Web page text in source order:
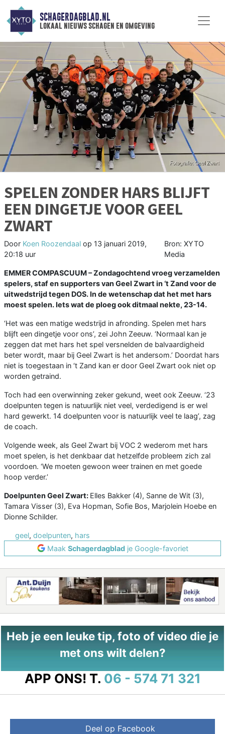
SCHAGERDAGBLAD.NL
lokaal nieuws schagen en omgeving
SPELEN ZONDER HARS BLIJFT
EEN DINGETJE VOOR GEEL
ZWART
Door Koen Roozendaal op 13 januari 2019,
20:18 uur
Bron: XYTO
Media
EMMER COMPASCUUM –Zondagochtend vroeg verzamelden
spelers, staf en supporters van Geel Zwart in ‘t Zand voor de
uitwedstrijd tegen DOS. In de wetenschap dat het met hars
moest spelen. Iets wat de ploeg ook ditmaal nekte, 23-14.
‘Het was een matige wedstrijd in afronding. Spelen met hars
blijft een dingetje voor ons’, zei John Zeeuw. ‘Normaal kan je
zeggen dat met hars het spel versnelden de balvaardigheid
beter wordt, maar bij Geel Zwart is het andersom.’ Doordat hars
niet is toegestaan in ‘t Zand kan er door Geel Zwart ook niet op
worden getraind.
Toch had een overwinning zeker gekund, weet ook Zeeuw. ‘23
doelpunten tegen is natuurlijk niet veel, verdedigend is er wel
hard gewerkt. 14 doelpunten voor is natuurlijk veel te laag’, zag
de coach.
Volgende week, als Geel Zwart bij VOC 2 wederom met hars
moet spelen, is het denkbaar dat hetzelfde probleem zich zal
voordoen. ‘We moeten gewoon weer trainen en met goede
hoop verder.’
Doelpunten Geel Zwart: Elles Bakker (4), Sanne de Wit (3),
Tamara Visser (3), Eva Hopman, Sofie Bos, Marjolein Hoebe en
Dionne Schilder.
geel, doelpunten, hars
Maak Schagerdagbladje Google-favoriet
Heb je een leuke tip, foto of video die je
met ons wilt delen?
APP ONS! T. 06 - 574 71 321
Deel op Facebook